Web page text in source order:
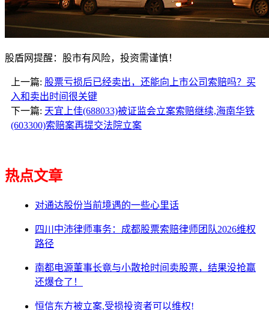
股盾网提醒：股市有风险，投资需谨慎！
上一篇: 股票亏损后已经卖出，还能向上市公司索赔吗？买
入和卖出时间很关键
下一篇: 天宜上佳(688033)被证监会立案索赔继续,海南华铁
(603300)索赔案再提交法院立案
热点文章
对通达股份当前境遇的一些心里话
四川中沛律师事务：成都股票索赔律师团队2026维权
路径
南都电源董事长竟与小散抢时间卖股票，结果没抢赢
还爆仓了！
恒信东方被立案,受损投资者可以维权!